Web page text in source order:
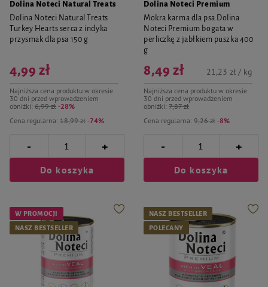
Dolina Noteci Natural Treats
Dolina Noteci Natural Treats
Turkey Hearts serca z indyka
przysmak dla psa 150 g
Cena regularna: 18,99 zł -74%
4,99 zł
Najniższa cena produktu w okresie
30 dni przed wprowadzeniem
obniżki: 6,99 zł -28%
- +
Do koszyka
Dolina Noteci Premium
Mokra karma dla psa Dolina
Noteci Premium bogata w
perliczkę z jabłkiem puszka 400
g
Cena regularna: 9,26 zł -8%
8,49 zł
Najniższa cena produktu w okresie
30 dni przed wprowadzeniem
obniżki: 7,87 zł
21,23 zł / kg
- +
Do koszyka
W PROMOCJI
NASZ BESTSELLER
NASZ BESTSELLER
POLECANY